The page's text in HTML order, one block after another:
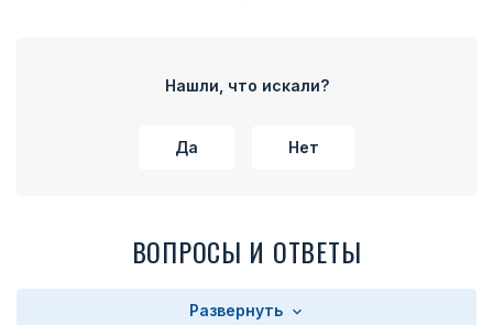
Нашли, что искали?
Да Нет
ВОПРОСЫ И ОТВЕТЫ
Развернуть